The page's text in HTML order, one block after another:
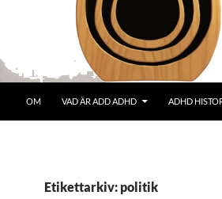
OM VAD ÄR ADD ADHD ADHD
Etikettarkiv: politik